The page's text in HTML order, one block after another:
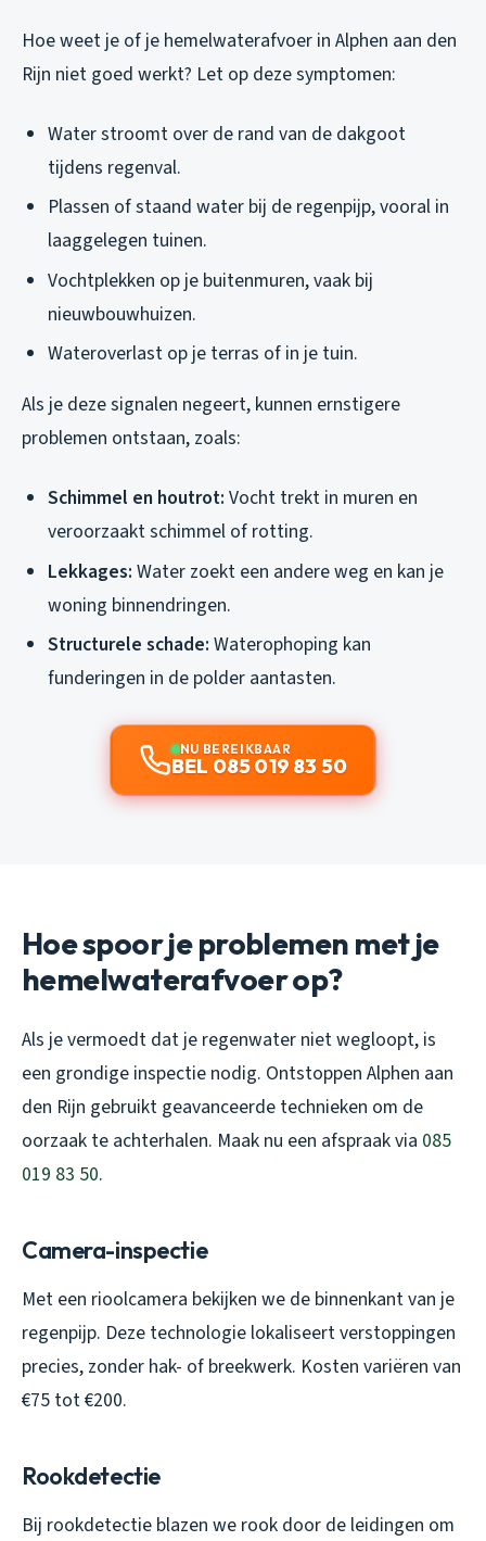
Hoe weet je of je hemelwaterafvoer in Alphen aan den
Rijn niet goed werkt? Let op deze symptomen:
Water stroomt over de rand van de dakgoot
tijdens regenval.
Plassen of staand water bij de regenpijp, vooral in
laaggelegen tuinen.
Vochtplekken op je buitenmuren, vaak bij
nieuwbouwhuizen.
Wateroverlast op je terras of in je tuin.
Als je deze signalen negeert, kunnen ernstigere
problemen ontstaan, zoals:
Schimmel en houtrot: Vocht trekt in muren en
veroorzaakt schimmel of rotting.
Lekkages: Water zoekt een andere weg en kan je
woning binnendringen.
Structurele schade: Waterophoping kan
funderingen in de polder aantasten.
NU BEREIKBAAR
BEL 085 019 83 50
Hoe spoor je problemen met je
hemelwaterafvoer op?
Als je vermoedt dat je regenwater niet wegloopt, is
een grondige inspectie nodig. Ontstoppen Alphen aan
den Rijn gebruikt geavanceerde technieken om de
oorzaak te achterhalen. Maak nu een afspraak via 085
019 83 50.
Camera-inspectie
Met een rioolcamera bekijken we de binnenkant van je
regenpijp. Deze technologie lokaliseert verstoppingen
precies, zonder hak- of breekwerk. Kosten variëren van
€75 tot €200.
Rookdetectie
Bij rookdetectie blazen we rook door de leidingen om